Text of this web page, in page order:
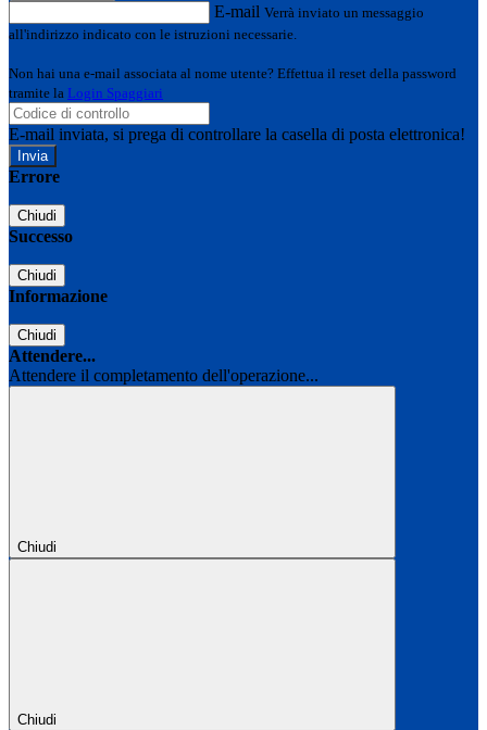
E-mail Verrà inviato un messaggio
all'indirizzo indicato con le istruzioni necessarie.
Non hai una e-mail associata al nome utente? Effettua il reset della password
tramite la Login Spaggiari
E-mail inviata, si prega di controllare la casella di posta elettronica!
Errore
Chiudi
Successo
Chiudi
Informazione
Chiudi
Attendere...
Attendere il completamento dell'operazione...
Chiudi
Chiudi